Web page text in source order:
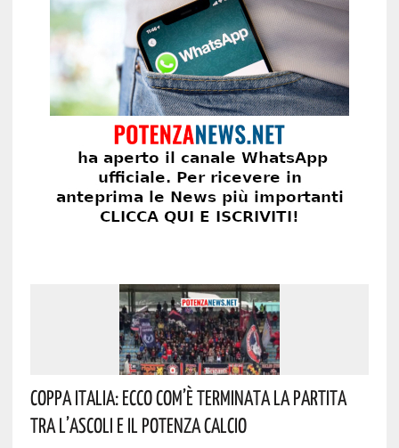
Coppa Italia: Ecco Com’è Terminata La Partita
Tra L’Ascoli E Il Potenza Calcio